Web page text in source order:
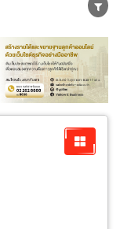
ตัวแทนจัดจำหน่าย